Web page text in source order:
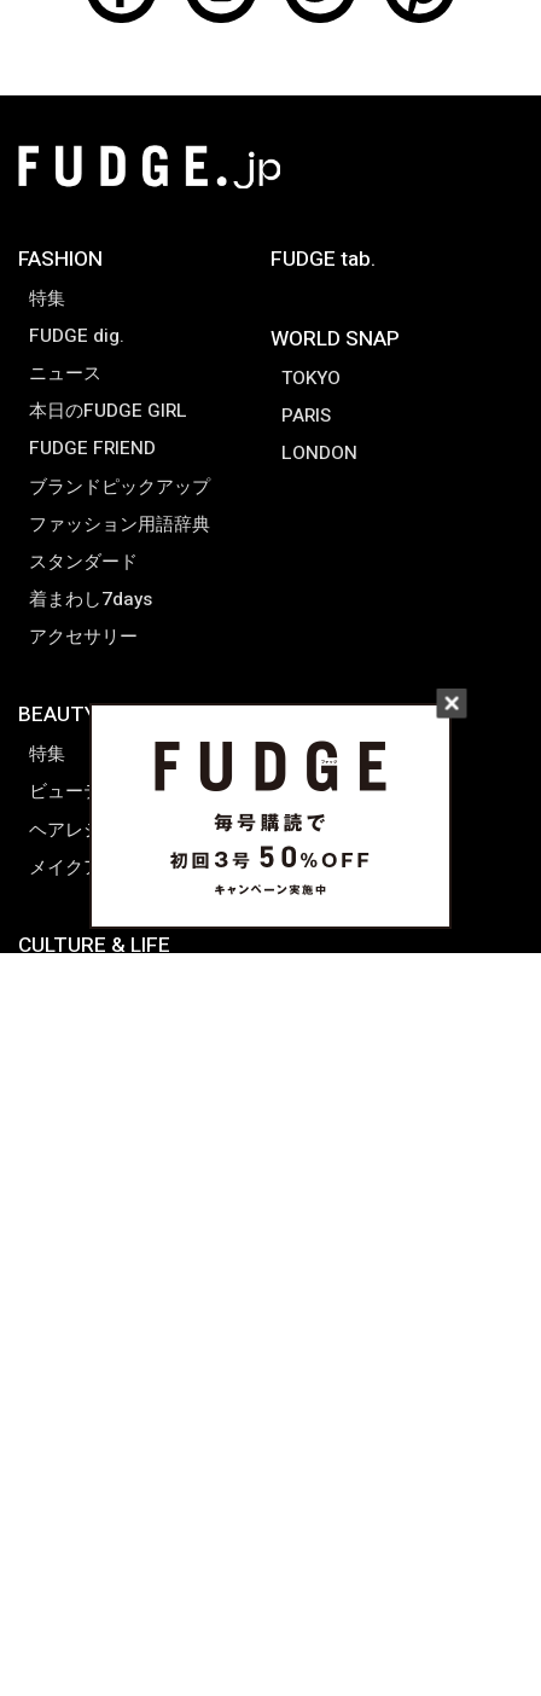
FASHION
特集
FUDGE dig.
ニュース
本日のFUDGE GIRL
FUDGE FRIEND
ブランドピックアップ
ファッション用語辞典
スタンダード
着まわし7days
アクセサリー
FUDGE tab.
WORLD SNAP
TOKYO
PARIS
LONDON
BEAUTY & HAIR
特集
ビューティーニュース
ヘアレシピ ストーリーズ
メイクアップティップス
CULTURE & LIFE
FUDGENA
ファッション
ビューティー
レシピ
ライフスタイル